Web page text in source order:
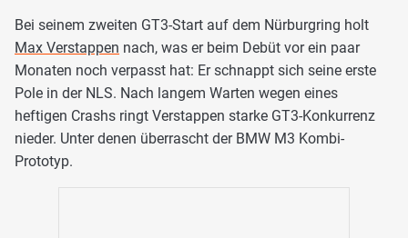
Bei seinem zweiten GT3-Start auf dem Nürburgring holt
Max Verstappen nach, was er beim Debüt vor ein paar
Monaten noch verpasst hat: Er schnappt sich seine erste
Pole in der NLS. Nach langem Warten wegen eines
heftigen Crashs ringt Verstappen starke GT3-Konkurrenz
nieder. Unter denen überrascht der BMW M3 Kombi-
Prototyp.